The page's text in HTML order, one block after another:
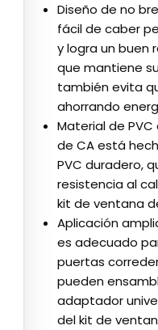
Diseño de no
fácil de caber
y logra un buen
que mantiene
también evita
ahorrando
Material de
de CA está
PVC duradero,
resistencia al
kit de ventana
Aplicación
es adecuado
puertas
pueden
adaptador
del kit de